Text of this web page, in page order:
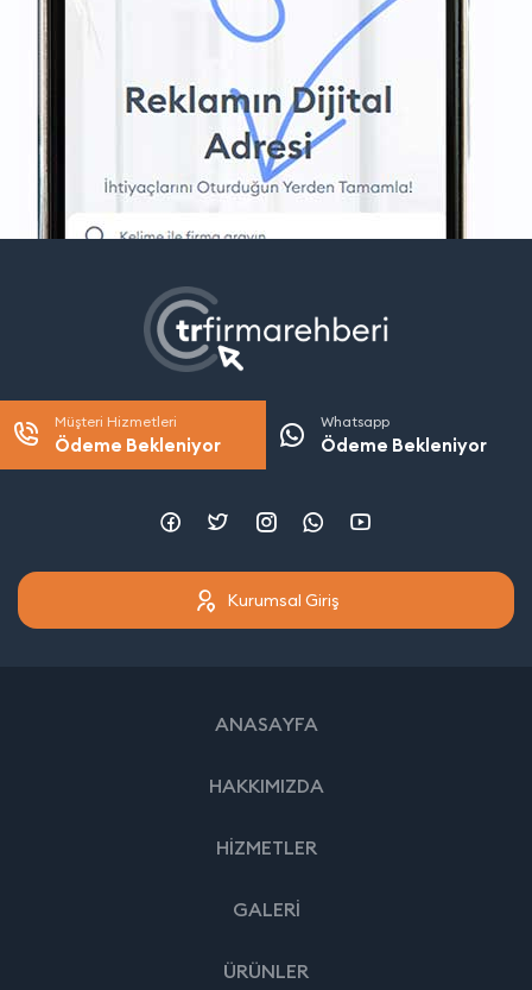
Müşteri Hizmetleri
Ödeme Bekleniyor
Whatsapp
Ödeme Bekleniyor
Kurumsal Giriş
ANASAYFA
HAKKIMIZDA
HİZMETLER
GALERİ
ÜRÜNLER